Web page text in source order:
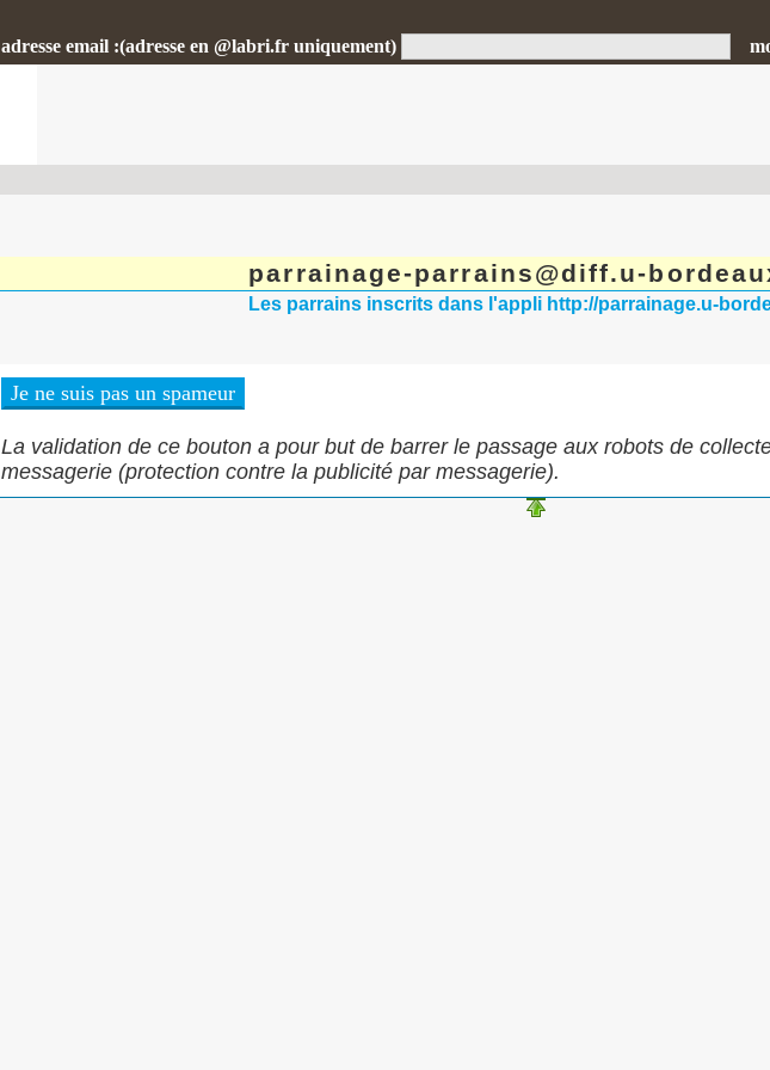
adresse email :(adresse en @labri.fr uniquement)
parrainage-parrains@diff.u-
Les parrains inscrits dans l'appli http://parrainage.u-
La validation de ce bouton a pour but de barrer le passage aux robots de
messagerie (protection contre la publicité par messagerie).